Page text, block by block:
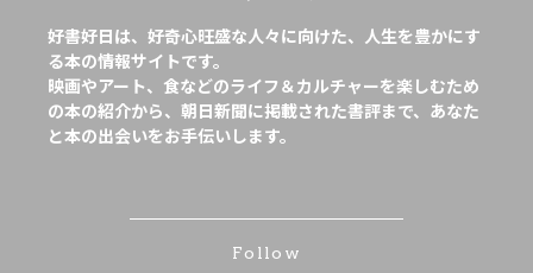
好書好日は、好奇心旺盛な人々に向けた、人生を豊かにす
る本の情報サイトです。
映画やアート、食などのライフ＆カルチャーを楽しむため
の本の紹介から、朝日新聞に掲載された書評まで、あなた
と本の出会いをお手伝いします。
Follow